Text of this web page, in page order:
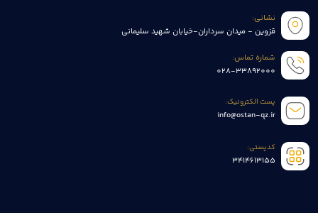
نشانی:
قزوین - میدان سرداران-خیابان شهید سلیمانی
شماره تماس:
028-33892000
پست الکترونیک:
info@ostan-qz.ir
کدپستی:
3414613155